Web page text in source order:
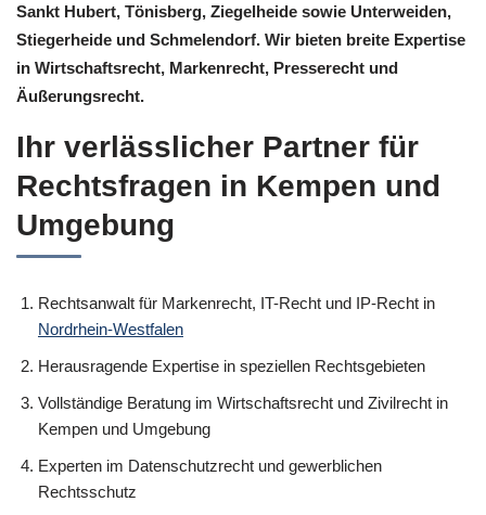
Sankt Hubert, Tönisberg, Ziegelheide sowie Unterweiden,
Stiegerheide und Schmelendorf. Wir bieten breite Expertise
in Wirtschaftsrecht, Markenrecht, Presserecht und
Äußerungsrecht.
Ihr verlässlicher Partner für
Rechtsfragen in Kempen und
Umgebung
Rechtsanwalt für Markenrecht, IT-Recht und IP-Recht in
Nordrhein-Westfalen
Herausragende Expertise in speziellen Rechtsgebieten
Vollständige Beratung im Wirtschaftsrecht und Zivilrecht in
Kempen und Umgebung
Experten im Datenschutzrecht und gewerblichen
Rechtsschutz